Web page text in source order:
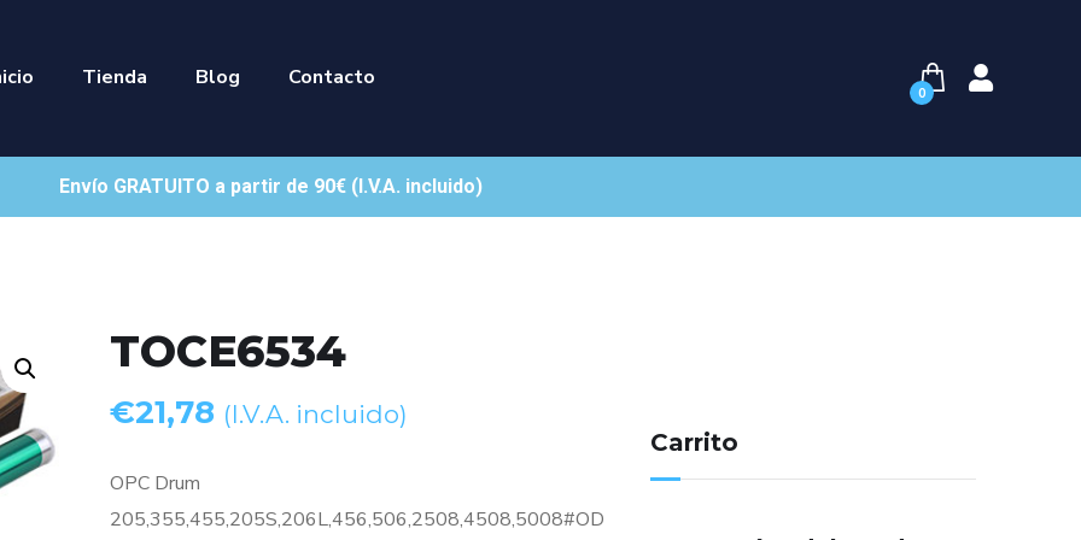
Tienda Blog Contacto
0
Envío GRATUITO a partir de 90€ (I.V.A. incluido)
TOCE6534
€21,78 (I.V.A. incluido)
OPC Drum
205,355,455,205S,206L,456,506,2508,4508,5008#OD
Carrito